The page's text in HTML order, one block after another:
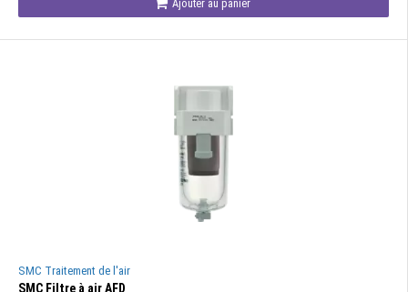
Ajouter au panier
SMC Traitement de l'air
SMC Filtre à air AFD